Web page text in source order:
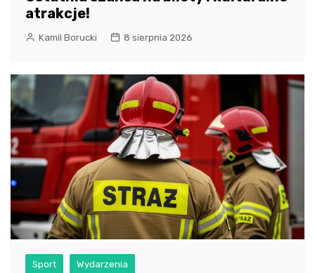
atrakcje!
Kamil Borucki 8 sierpnia 2026
Sport Wydarzenia